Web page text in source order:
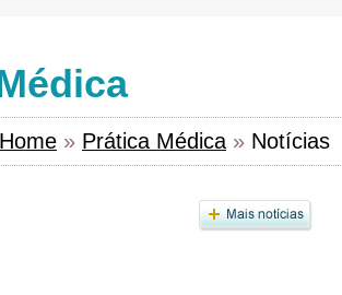
Home » Prática Médica » Notícias